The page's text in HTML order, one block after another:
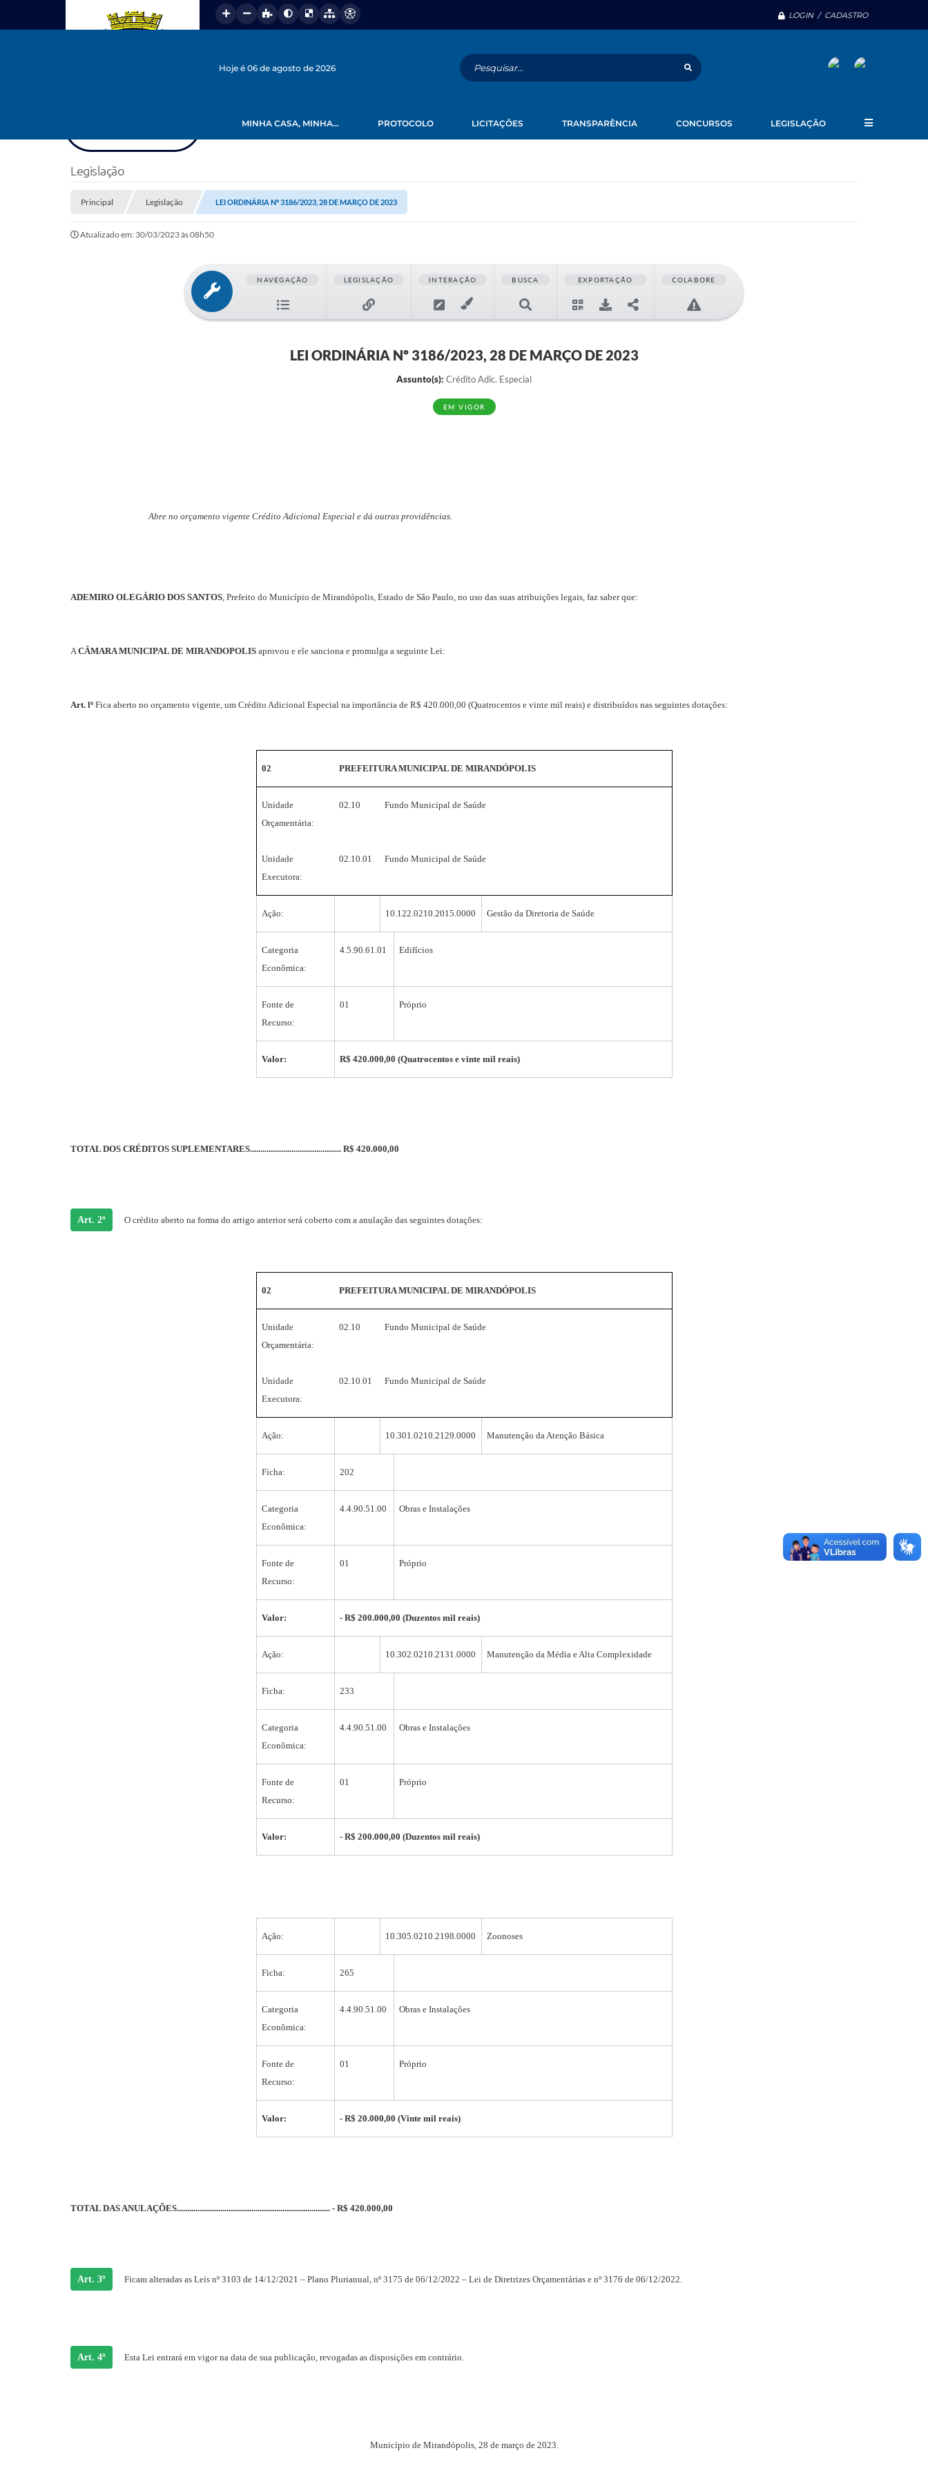
LOGIN / CADASTRO
Hoje é 06 de agosto de 2026
MINHA CASA, MINHA... PROTOCOLO LICITAÇÕES TRANSPARÊNCIA CONCURSOS LEGISLAÇÃO
Legislação
Principal Legislação LEI ORDINÁRIA Nº 3186/2023, 28 DE MARÇO DE 2023
Atualizado em: 30/03/2023 às 08h50
NAVEGAÇÃO LEGISLAÇÃO INTERAÇÃO BUSCA EXPORTAÇÃO COLABORE
LEI ORDINÁRIA Nº 3186/2023, 28 DE MARÇO DE 2023
Assunto(s): Crédito Adic. Especial
EM VIGOR
Abre no orçamento vigente Crédito Adicional Especial e dá outras providências.
ADEMIRO OLEGÁRIO DOS SANTOS, Prefeito do Município de Mirandópolis, Estado de São Paulo, no uso das suas atribuições legais, faz saber que:
ACÂMARA MUNICIPAL DE MIRANDOPOLIS aprovou e ele sanciona e promulga a seguinte Lei:
Art. lº Fica aberto no orçamento vigente, um Crédito Adicional Especial na importância de R$ 420.000,00 (Quatrocentos e vinte mil reais) e distribuídos nas seguintes dotações:
02 PREFEITURA MUNICIPAL DE MIRANDÓPOLIS
Unidade
Orçamentária:
02.10 Fundo Municipal de Saúde
Unidade
Executora:
02.10.01 Fundo Municipal de Saúde
Ação: 10.122.0210.2015.0000 Gestão da Diretoria de Saúde
Categoria
Econômica:
4.5.90.61.01 Edifícios
Fonte de
Recurso:
01 Próprio
Valor: R$ 420.000,00 (Quatrocentos e vinte mil reais)
TOTAL DOS CRÉDITOS SUPLEMENTARES............................................ R$ 420.000,00
Art. 2º O crédito aberto na forma do artigo anterior será coberto com a anulação das seguintes dotações:
02 PREFEITURA MUNICIPAL DE MIRANDÓPOLIS
Unidade
Orçamentária:
02.10 Fundo Municipal de Saúde
Unidade
Executora:
02.10.01 Fundo Municipal de Saúde
Ação: 10.301.0210.2129.0000 Manutenção da Atenção Básica
Ficha: 202
Categoria
Econômica:
4.4.90.51.00 Obras e Instalações
Fonte de
Recurso:
01 Próprio
Valor: - R$ 200.000,00 (Duzentos mil reais)
Ação: 10.302.0210.2131.0000 Manutenção da Média e Alta Complexidade
Ficha: 233
Categoria
Econômica:
4.4.90.51.00 Obras e Instalações
Fonte de
Recurso:
01 Próprio
Valor: - R$ 200.000,00 (Duzentos mil reais)
Ação: 10.305.0210.2198.0000 Zoonoses
Ficha: 265
Categoria
Econômica:
4.4.90.51.00 Obras e Instalações
Fonte de
Recurso:
01 Próprio
Valor: - R$ 20.000,00 (Vinte mil reais)
TOTAL DAS ANULAÇÕES.......................................................................... - R$ 420.000,00
Art. 3º Ficam alteradas as Leis nº 3103 de 14/12/2021 – Plano Plurianual, nº 3175 de 06/12/2022 – Lei de Diretrizes Orçamentárias e nº 3176 de 06/12/2022.
Art. 4º Esta Lei entrará em vigor na data de sua publicação, revogadas as disposições em contrário.
Município de Mirandópolis, 28 de março de 2023.